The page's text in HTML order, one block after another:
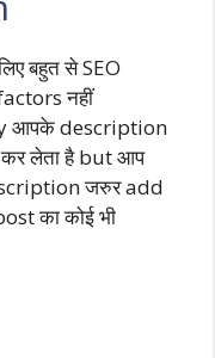
बहुत से SEO
नहीं
आपके description
लेता है but आप
जरुर add
का कोई भी